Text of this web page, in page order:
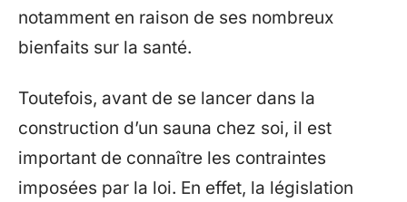
notamment en raison de ses nombreux
bienfaits sur la santé.
Toutefois, avant de se lancer dans la
construction d’un sauna chez soi, il est
important de connaître les contraintes
imposées par la loi. En effet, la législation